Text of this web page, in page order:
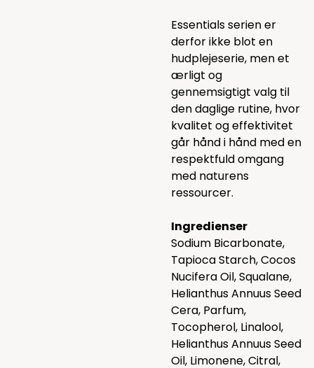
Essentials serien er
derfor ikke blot en
hudplejeserie, men et
ærligt og
gennemsigtigt valg til
den daglige rutine, hvor
kvalitet og effektivitet
går hånd i hånd med en
respektfuld omgang
med naturens
ressourcer.
Ingredienser
Sodium Bicarbonate,
Tapioca Starch, Cocos
Nucifera Oil, Squalane,
Helianthus Annuus Seed
Cera, Parfum,
Tocopherol, Linalool,
Helianthus Annuus Seed
Oil, Limonene, Citral,